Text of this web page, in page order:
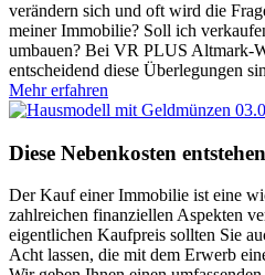
verändern sich und oft wird die
meiner Immobilie? Soll ich
umbauen? Bei VR PLUS Altmark-
entscheidend diese Überlegungen
Mehr erfahren
Diese Nebenkosten
Der Kauf einer Immobilie ist eine
zahlreichen finanziellen Aspekten
eigentlichen Kaufpreis sollten Sie
Acht lassen, die mit dem Erwerb